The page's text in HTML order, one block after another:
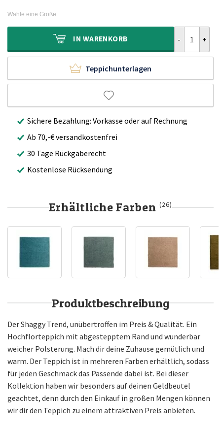
Wähle eine Größe
IN WARENKORB
Teppichunterlagen
Sichere Bezahlung: Vorkasse oder auf Rechnung
Ab 70,-€ versandkostenfrei
30 Tage Rückgaberecht
Kostenlose Rücksendung
Erhältliche Farben(26)
Produktbeschreibung
Der Shaggy Trend, unübertroffen im Preis & Qualität. Ein
Hochflorteppich mit abgestepptem Rand und wunderbar
weicher Polsterung. Mach dir deine Zuhause gemütlich und
warm. Der Teppich ist in mehreren Farben erhältlich, sodass
für jeden Geschmack das Passende dabei ist. Bei dieser
Kollektion haben wir besonders auf deinen Geldbeutel
geachtet, denn durch den Einkauf in großen Mengen können
wir dir den Teppich zu einem attraktiven Preis anbieten.